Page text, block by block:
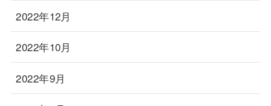
2022年12月
2022年10月
2022年9月